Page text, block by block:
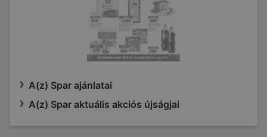
A(z) Spar ajánlatai
A(z) Spar aktuális akciós újságjai